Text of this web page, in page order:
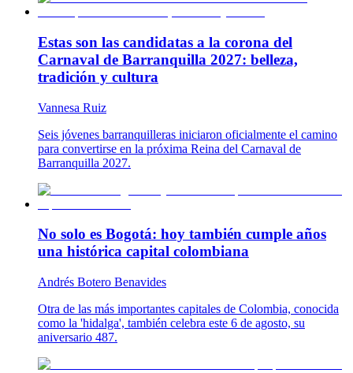
Estas son las candidatas a la corona del
Carnaval de Barranquilla 2027: belleza,
tradición y cultura
Vannesa Ruiz
Seis jóvenes barranquilleras iniciaron oficialmente el camino
para convertirse en la próxima Reina del Carnaval de
Barranquilla 2027.
No solo es Bogotá: hoy también cumple años
una histórica capital colombiana
Andrés Botero Benavides
Otra de las más importantes capitales de Colombia, conocida
como la 'hidalga', también celebra este 6 de agosto, su
aniversario 487.